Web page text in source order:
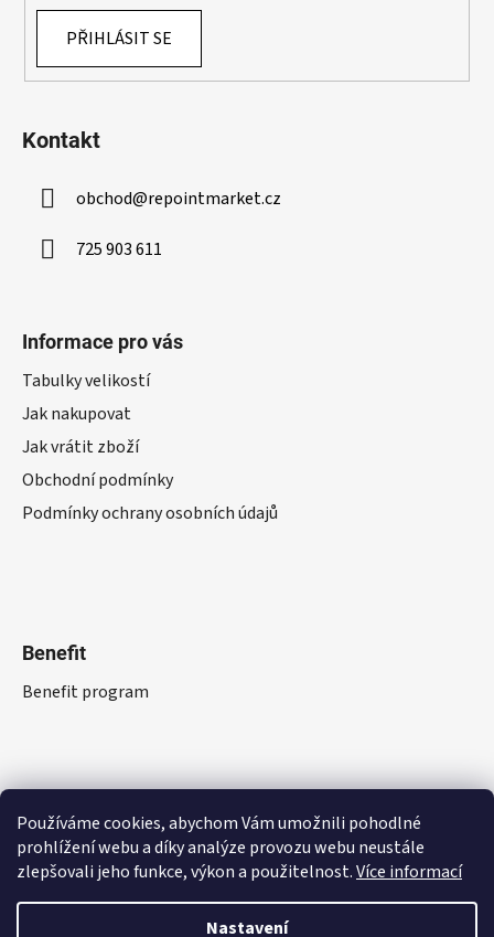
Používáme cookies, abychom Vám umožnili pohodlné
prohlížení webu a díky analýze provozu webu neustále
zlepšovali jeho funkce, výkon a použitelnost.Více informací
Nastavení
PŘIHLÁSIT SE
Kontakt
obchod@repointmarket.cz
725 903 611
Informace pro vás
Tabulky velikostí
Jak nakupovat
Jak vrátit zboží
Obchodní podmínky
Podmínky ochrany osobních údajů
Benefit
Benefit program